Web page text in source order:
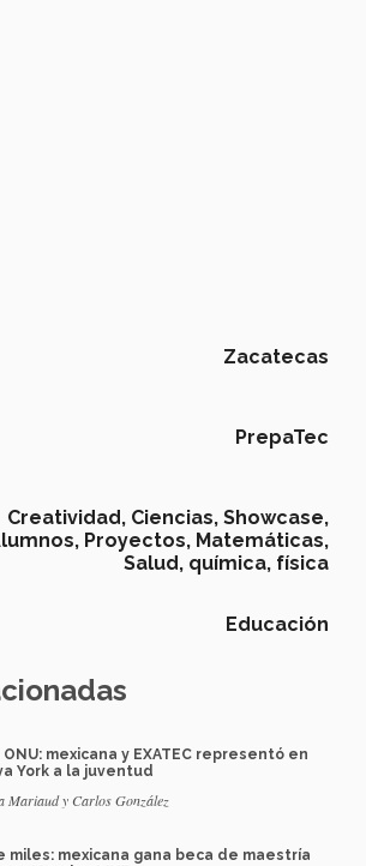
Zacatecas
PrepaTec
Creatividad, Ciencias, Showcase,
Proyectos, Matemáticas,
Salud, química, física
Educación
ONU: mexicana y EXATEC representó en
York a la juventud
Mariaud y Carlos González
miles: mexicana gana beca de maestría